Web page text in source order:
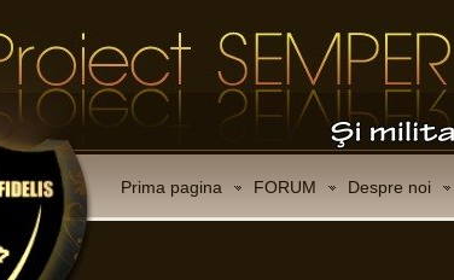
Prima pagina FORUM Despre noi